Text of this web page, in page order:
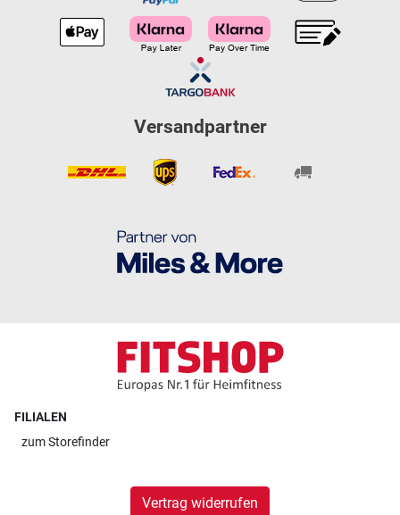
Versandpartner
FILIALEN
zumStorefinder
Vertrag widerrufen